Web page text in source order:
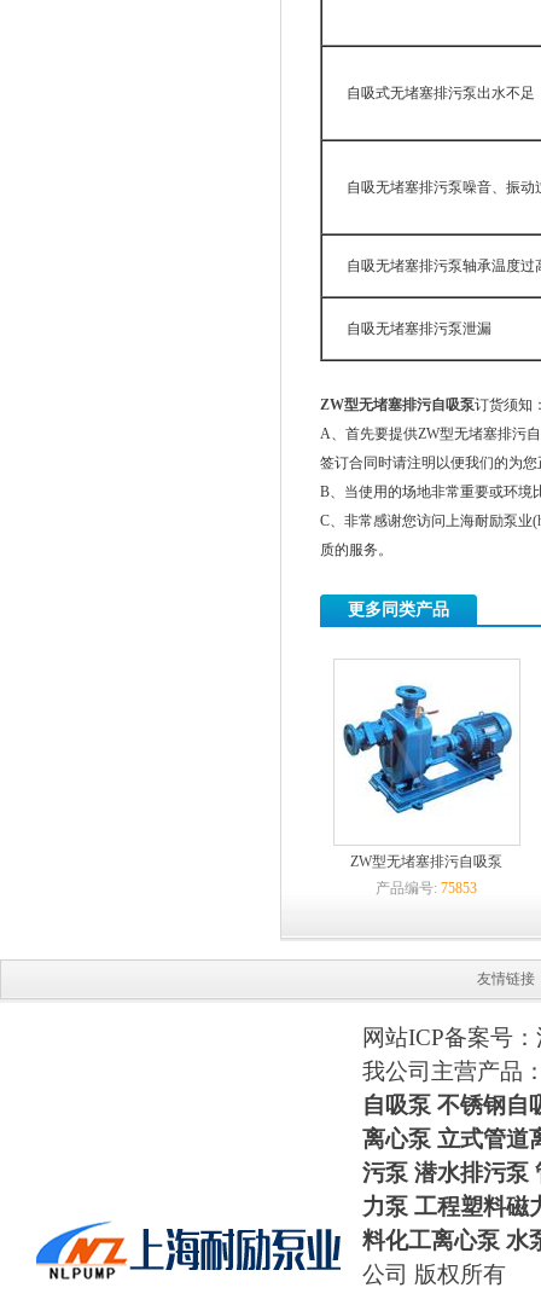
自吸式无堵塞排污泵出水不足
自吸无堵塞排污泵噪音、振动
自吸无堵塞排污泵轴承温度过
自吸无堵塞排污泵泄漏
ZW型无堵塞排污自吸泵订货须知
A、首先要提供ZW型无堵塞排污
签订合同时请注明以便我们的为
B、当使用的场地非常重要或环境
C、非常感谢您访问上海耐励泵业(
质的服务。
更多同类产品
ZW型无堵塞排污自吸泵
产品编号: 75853
友情链
网站ICP备案号：
我公司主营产品
自吸泵 不锈钢自
离心泵 立式管道
污泵 潜水排污泵
力泵 工程塑料磁
料化工离心泵 水
公司 版权所有